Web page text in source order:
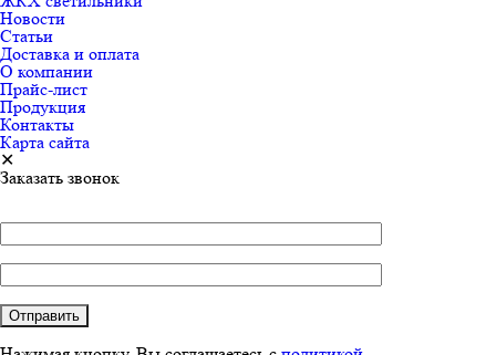
Новости
Статьи
Доставка и оплата
О компании
Прайс-лист
Продукция
Контакты
Карта сайта
✕
Заказать звонок